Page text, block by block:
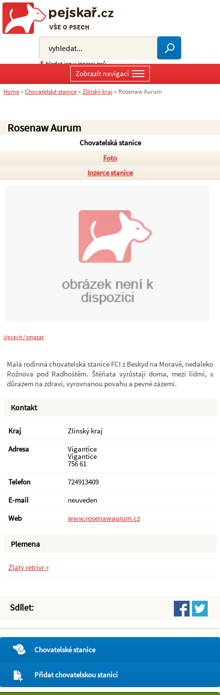
Rosenaw Aurum
Chovatelská stanice
Foto
Inzerce stanice
Upravit / smazat
Malá rodinná chovatelská stanice FCI z Beskyd na Moravě, nedaleko
Rožnova pod Radhoštěm. Štěňata vyrůstají doma, mezi lidmi, s
důrazem na zdraví, vyrovnanou povahu a pevné zázemí.
Kontakt
Kraj
Zlínský kraj
Adresa
Vigantice
Vigantice
756 61
Telefon
724913409
E-mail
neuveden
Web
www.rosenawaurum.cz
Plemena
Zlatý retrívr »
Sdílet:
Chovatelské stanice
Přidat chovatelskou stanici
✗hledat jen v inzerci psů
Zobrazit navigaci
Home » Chovatelské stanice » Zlínský kraj » Rosenaw Aurum